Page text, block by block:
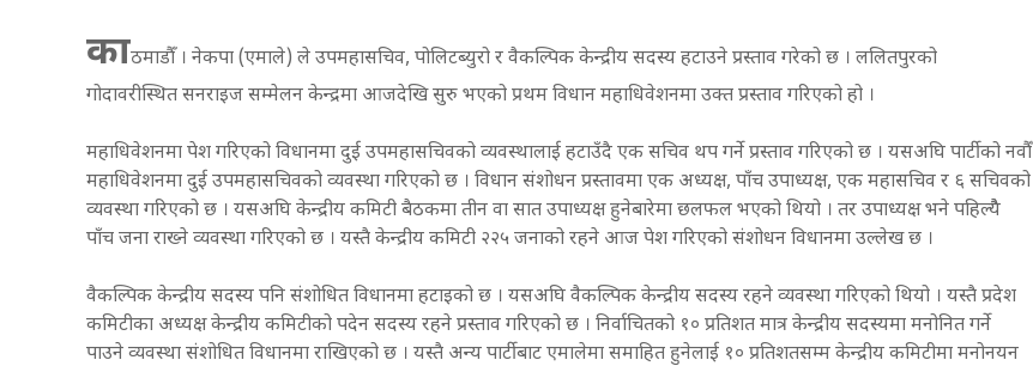
काठमाडौँ । नेकपा (एमाले) ले उपमहासचिव, पोलिटब्युरो र वैकल्पिक केन्द्रीय सदस्य हटाउने प्रस्ताव गरेको छ । ललितपुरको
गोदावरीस्थित सनराइज सम्मेलन केन्द्रमा आजदेखि सुरु भएको प्रथम विधान महाधिवेशनमा उक्त प्रस्ताव गरिएको हो ।
महाधिवेशनमा पेश गरिएको विधानमा दुई उपमहासचिवको व्यवस्थालाई हटाउँदै एक सचिव थप गर्ने प्रस्ताव गरिएको छ । यसअघि पार्टीको नवौँ
महाधिवेशनमा दुई उपमहासचिवको व्यवस्था गरिएको छ । विधान संशोधन प्रस्तावमा एक अध्यक्ष, पाँच उपाध्यक्ष, एक महासचिव र ६ सचिवको
व्यवस्था गरिएको छ । यसअघि केन्द्रीय कमिटी बैठकमा तीन वा सात उपाध्यक्ष हुनेबारेमा छलफल भएको थियो । तर उपाध्यक्ष भने पहिल्यैै
पाँच जना राख्ने व्यवस्था गरिएको छ । यस्तै केन्द्रीय कमिटी २२५ जनाको रहने आज पेश गरिएको संशोधन विधानमा उल्लेख छ ।
वैकल्पिक केन्द्रीय सदस्य पनि संशोधित विधानमा हटाइको छ । यसअघि वैकल्पिक केन्द्रीय सदस्य रहने व्यवस्था गरिएको थियो । यस्तै प्रदेश
कमिटीका अध्यक्ष केन्द्रीय कमिटीको पदेन सदस्य रहने प्रस्ताव गरिएको छ । निर्वाचितको १० प्रतिशत मात्र केन्द्रीय सदस्यमा मनोनित गर्ने
पाउने व्यवस्था संशोधित विधानमा राखिएको छ । यस्तै अन्य पार्टीबाट एमालेमा समाहित हुनेलाई १० प्रतिशतसम्म केन्द्रीय कमिटीमा मनोनयन